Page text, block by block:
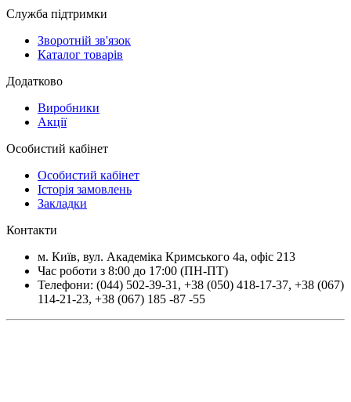
Служба підтримки
Зворотній зв'язок
Каталог товарів
Додатково
Виробники
Акції
Особистий кабінет
Особистий кабінет
Історія замовлень
Закладки
Контакти
м. Київ, вул. Академіка Кримського 4а, офіс 213
Час роботи з 8:00 до 17:00 (ПН-ПТ)
Телефони: (044) 502-39-31 , +38 (050) 418-17-37, +38 (067)
114-21-23, +38 (067) 185 -87 -55